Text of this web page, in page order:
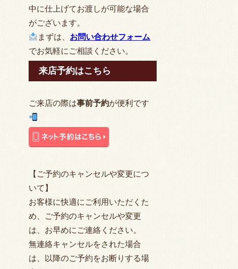
中に仕上げてお渡しが可能な場合
がございます。
まずは、 お問い合わせフォーム
でお気軽にご相談ください。
来店予約はこちら
ご来店の際は事前予約が便利です
【ご予約のキャンセルや変更につ
いて】
お客様に快適にご利用いただくた
め、ご予約のキャンセルや変更
は、お早めにご連絡ください。
無連絡キャンセルをされた場合
は、以降のご予約をお断りする場